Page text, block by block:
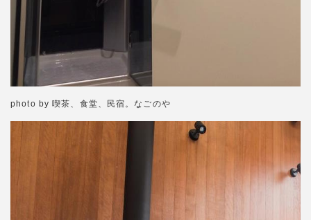
photo by 喫茶、食堂、民宿。なごのや